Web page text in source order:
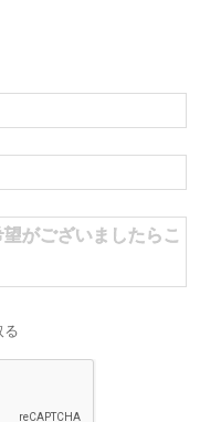
がございましたらこ
る